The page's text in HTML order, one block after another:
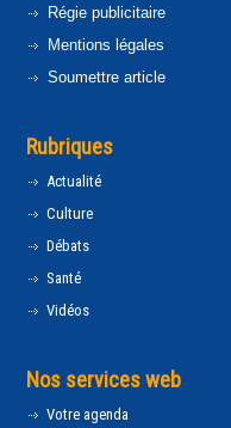
Régie publicitaire
Mentions légales
Soumettre article
Rubriques
Actualité
Culture
Débats
Santé
Vidéos
Nos services web
Votre agenda